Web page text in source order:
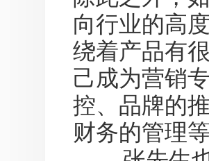
向行业的高
绕着产品有
己成为营销
控、品牌的
财务的管理